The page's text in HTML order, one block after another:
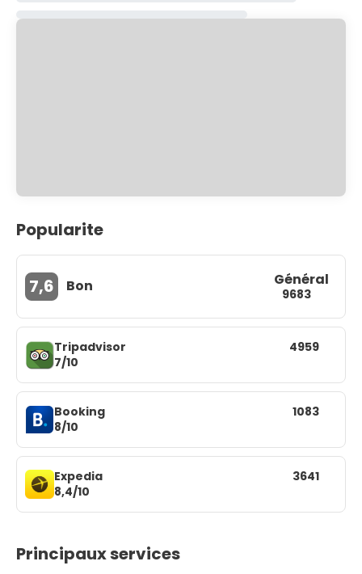
Popularite
7,6 Bon Général
9683
Tripadvisor
7/10
4959
Booking
8/10
1083
Expedia
8,4/10
3641
Principaux services